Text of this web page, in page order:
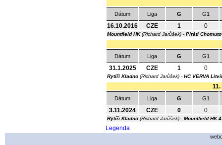
Dátum Liga G G1
16.10.2016 CZE 1 0
Mountfield HK(Richard Jarůšek) - Piráti
Dátum Liga G G1
31.1.2025 CZE 1 0
Rytíři Kladno (Richard Jarůšek) - HC VERVA
11.
Dátum Liga G G1
3.11.2024 CZE 0 0
Rytíři Kladno (Richard Jarůšek) - Mountfield HK
Legenda